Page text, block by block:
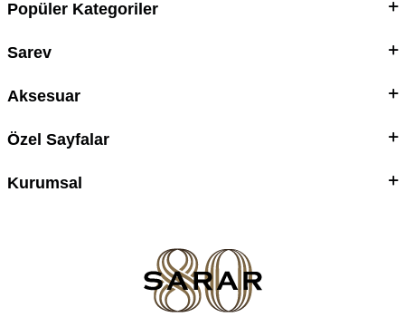
Popüler Kategoriler
Sarev
Aksesuar
Özel Sayfalar
Kurumsal